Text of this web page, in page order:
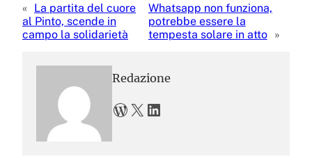
« La partita del cuore
al Pinto, scende in
campo la solidarietà
Whatsapp non funziona,
potrebbe essere la
tempesta solare in atto »
Redazione
WordPress X LinkedIn